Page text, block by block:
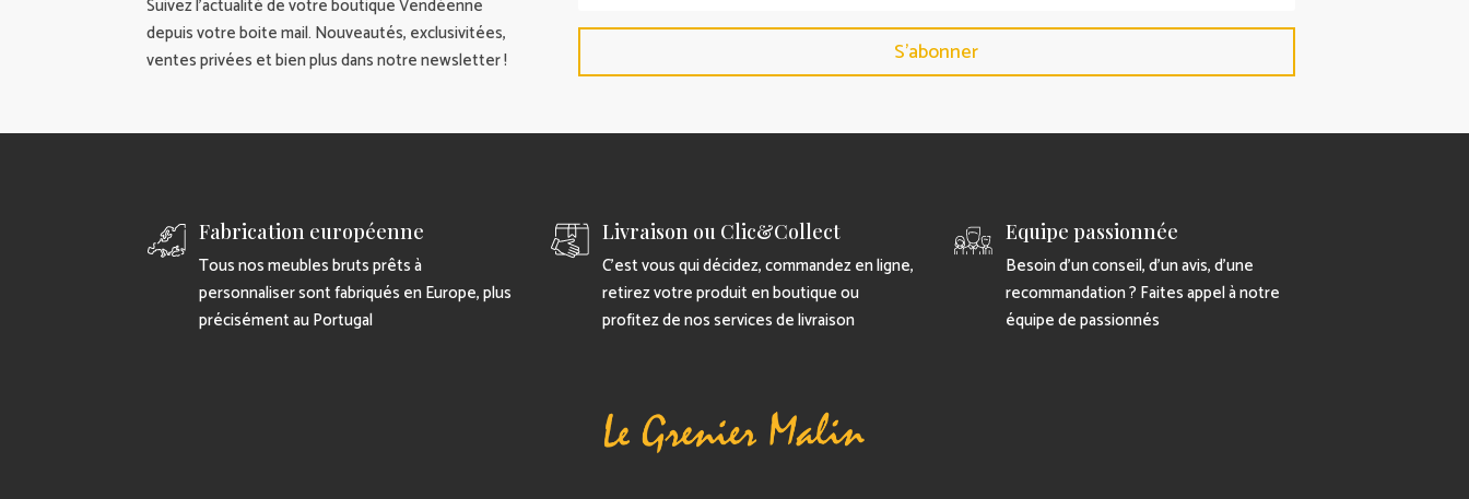
Suivez l’actualité de votre boutique Vendéenne
depuis votre boite mail. Nouveautés, exclusivitées,
ventes privées et bien plus dans notre newsletter !
S'abonner
Fabrication européenne
Tous nos meubles bruts prêts à
personnaliser sont fabriqués en Europe, plus
précisément au Portugal
Livraison ou Clic&Collect
C’est vous qui décidez, commandez en ligne,
retirez votre produit en boutique ou
profitez de nos services de livraison
Equipe passionnée
Besoin d’un conseil, d’un avis, d’une
recommandation ? Faites appel à notre
équipe de passionnés